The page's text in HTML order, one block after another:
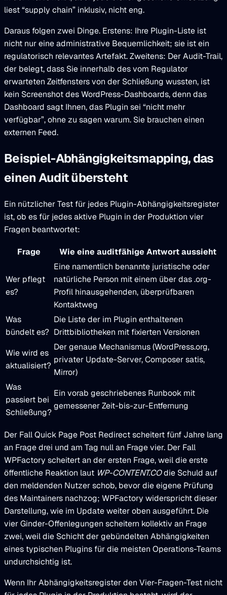
liest “supply chain” inklusiv, nicht eng.
Daraus folgen zwei Dinge. Erstens: Ihre Plugin-Liste ist
nicht nur eine administrative Bequemlichkeit; sie ist ein
regulatorisch relevantes Artefakt. Zweitens: Der Audit-Trail,
der belegt, dass Sie innerhalb des vom Regulator
erwarteten Zeitfensters von der Schließung wussten, ist
kein Screenshot des WordPress-Dashboards, denn das
Dashboard sagt Ihnen, das Plugin sei “nicht mehr
verfügbar”, ohne zu sagen warum. Sie brauchen einen
externen Feed.
Beispiel-Abhängigkeitsmapping, das
einen Audit übersteht
Ein nützlicher Test für jedes Plugin-Abhängigkeitsregister
ist, ob es für jedes aktive Plugin in der Produktion vier
Fragen beantwortet:
Frage Wie eine auditfähige Antwort aussieht
Wer pflegt
es?
Eine namentlich benannte juristische oder
natürliche Person mit einem über das .org-
Profil hinausgehenden, überprüfbaren
Kontaktweg
Was
bündelt es?
Die Liste der im Plugin enthaltenen
Drittbibliotheken mit fixierten Versionen
Wie wird es
aktualisiert?
Der genaue Mechanismus (WordPress.org,
privater Update-Server, Composer satis,
Mirror)
Was
passiert bei
Schließung?
Ein vorab geschriebenes Runbook mit
gemessener Zeit-bis-zur-Entfernung
Der Fall Quick Page Post Redirect scheitert fünf Jahre lang
an Frage drei und am Tag null an Frage vier. Der Fall
WPFactory scheitert an der ersten Frage, weil die erste
öffentliche Reaktion laut WP-CONTENT.COdie Schuld auf
den meldenden Nutzer schob, bevor die eigene Prüfung
des Maintainers nachzog; WPFactory widerspricht dieser
Darstellung, wie im Update weiter oben ausgeführt. Die
vier Ginder-Offenlegungen scheitern kollektiv an Frage
zwei, weil die Schicht der gebündelten Abhängigkeiten
eines typischen Plugins für die meisten Operations-Teams
undurchsichtig ist.
Wenn Ihr Abhängigkeitsregister den Vier-Fragen-Test nicht